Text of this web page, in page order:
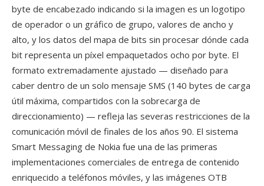
byte de encabezado indicando si la imagen es un logotipo
de operador o un gráfico de grupo, valores de ancho y
alto, y los datos del mapa de bits sin procesar dónde cada
bit representa un píxel empaquetados ocho por byte. El
formato extremadamente ajustado — diseñado para
caber dentro de un solo mensaje SMS (140 bytes de carga
útil máxima, compartidos con la sobrecarga de
direccionamiento) — refleja las severas restricciones de la
comunicación móvil de finales de los años 90. El sistema
Smart Messaging de Nokia fue una de las primeras
implementaciones comerciales de entrega de contenido
enriquecido a teléfonos móviles, y las imágenes OTB